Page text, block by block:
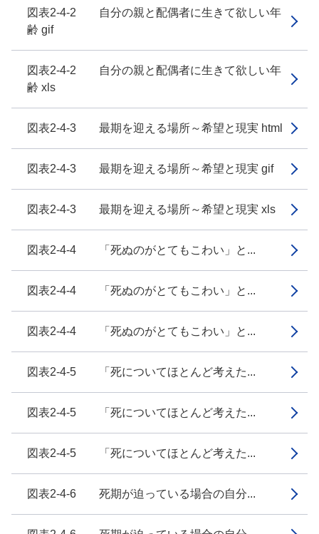
図表2-4-2 自分の親と配偶者に生きて欲しい年
齢 gif
図表2-4-2 自分の親と配偶者に生きて欲しい年
齢 xls
図表2-4-3 最期を迎える場所～希望と現実 html
図表2-4-3 最期を迎える場所～希望と現実 gif
図表2-4-3 最期を迎える場所～希望と現実 xls
図表2-4-4 「死ぬのがとてもこわい」と...
図表2-4-4 「死ぬのがとてもこわい」と...
図表2-4-4 「死ぬのがとてもこわい」と...
図表2-4-5 「死についてほとんど考えた...
図表2-4-5 「死についてほとんど考えた...
図表2-4-5 「死についてほとんど考えた...
図表2-4-6 死期が迫っている場合の自分...